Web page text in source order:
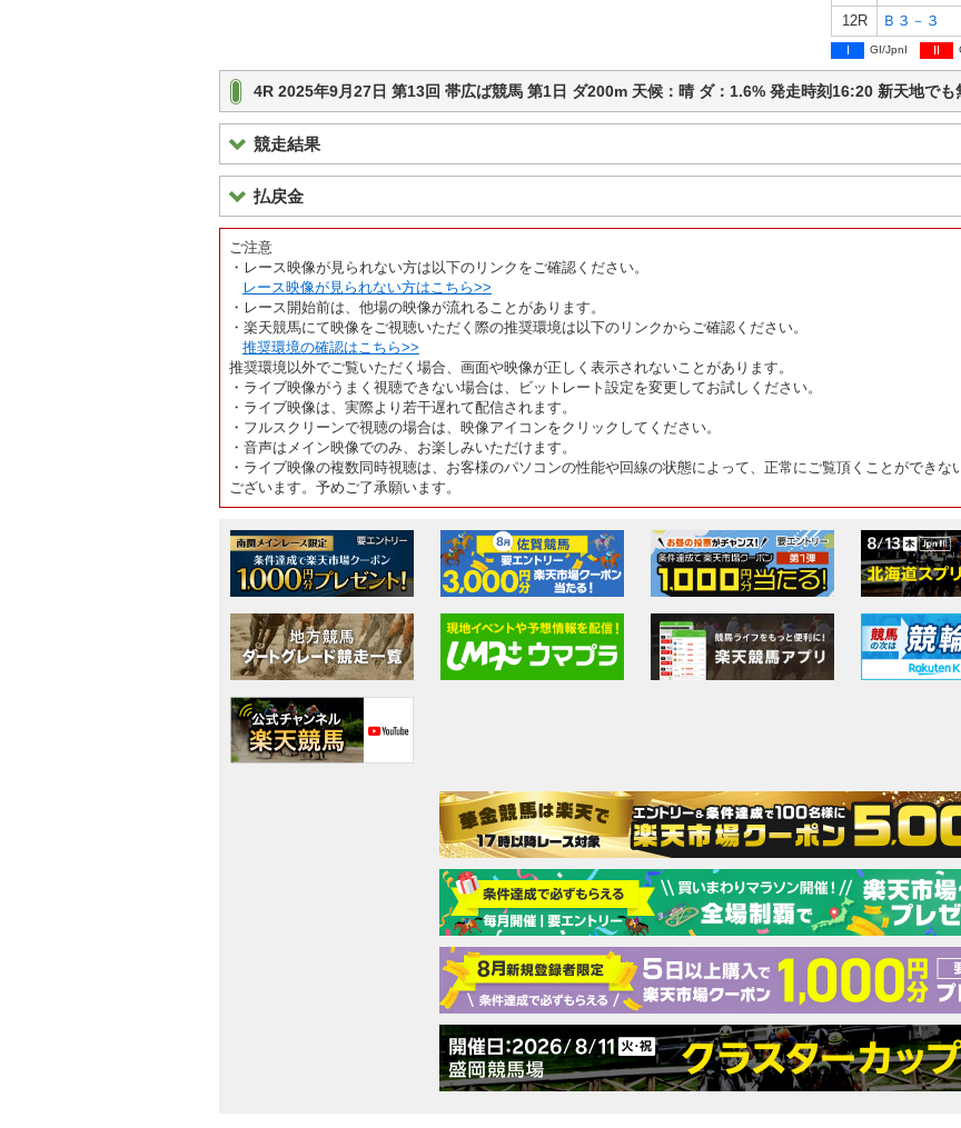
12R
Ｂ３－３
I GI/JpnI II
4R 2025年9月27日 第13回 帯広ば競馬 第1日 ダ200m 天候：晴 ダ：1.6% 発走時刻16:20 新天地
競走結果
払戻金
ご注意
・レース映像が見られない方は以下のリンクをご確認ください。
レース映像が見られない方はこちら>>
・レース開始前は、他場の映像が流れることがあります。
・楽天競馬にて映像をご視聴いただく際の推奨環境は以下のリンクからご確認ください。
推奨環境の確認はこちら>>
推奨環境以外でご覧いただく場合、画面や映像が正しく表示されないことがあります。
・ライブ映像がうまく視聴できない場合は、ビットレート設定を変更してお試しください。
・ライブ映像は、実際より若干遅れて配信されます。
・フルスクリーンで視聴の場合は、映像アイコンをクリックしてください。
・音声はメイン映像でのみ、お楽しみいただけます。
・ライブ映像の複数同時視聴は、お客様のパソコンの性能や回線の状態によって、正常にご覧頂くことができ
ございます。予めご了承願います。